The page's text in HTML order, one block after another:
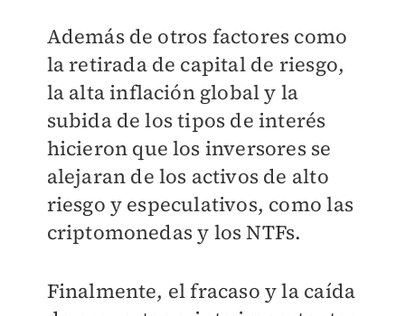
Además de otros factores como
la retirada de capital de riesgo,
la alta inflación global y la
subida de los tipos de interés
hicieron que los inversores se
alejaran de los activos de alto
riesgo y especulativos, como las
criptomonedas y los NTFs.
Finalmente, el fracaso y la caída